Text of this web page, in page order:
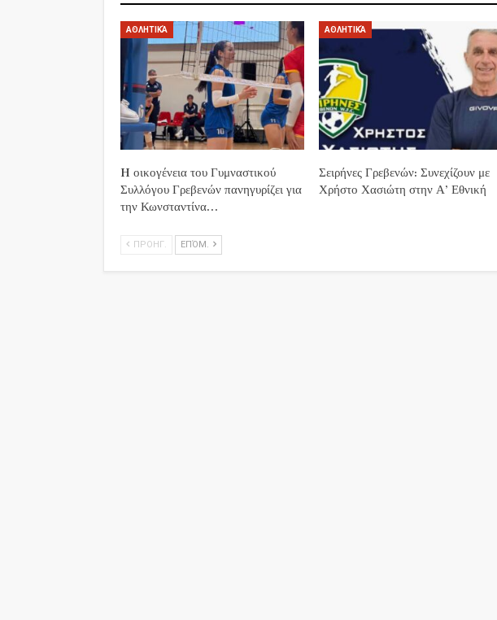
ΑΘΛΗΤΙΚΆ
H οικογένεια του Γυμναστικού
Συλλόγου Γρεβενών πανηγυρίζει για
την Κωνσταντίνα…
ΑΘΛΗΤΙΚΆ
Σειρήνες Γρεβενών: Συνεχίζουν με
Χρήστο Χασιώτη στην Α’ Εθνική
ΠΡΟΗΓ. ΕΠΌΜ.